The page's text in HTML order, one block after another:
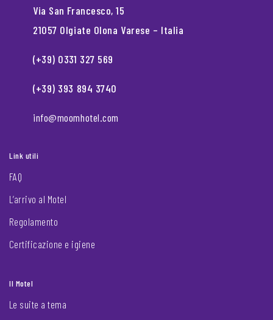
Via San Francesco, 15
21057 Olgiate Olona Varese – Italia
(+39) 0331 327 569
(+39) 393 894 3740
info@moomhotel.com
Link utili
FAQ
L’arrivo al Motel
Regolamento
Certificazione e igiene
Il Motel
Le suite a tema